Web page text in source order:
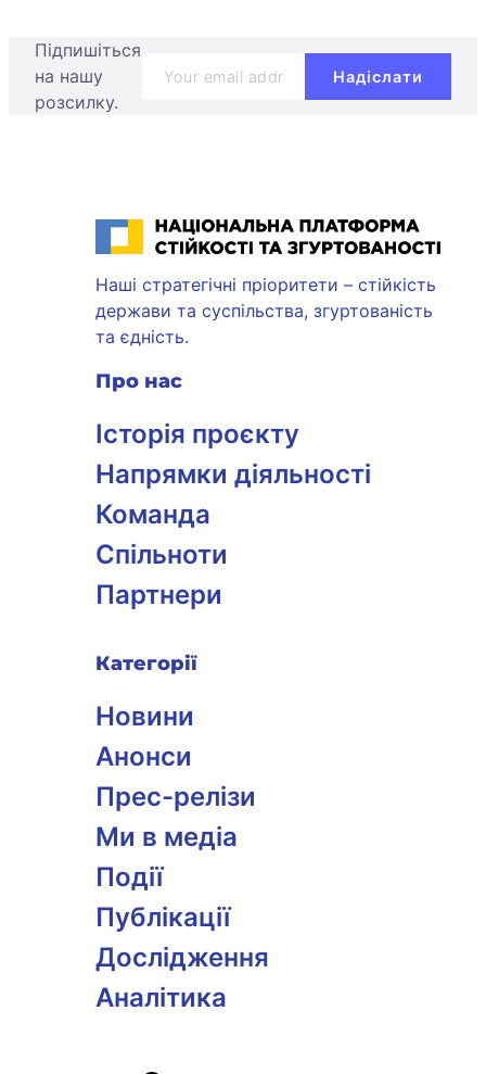
Підпишіться
на нашу
розсилку.
Національна платформа стійкості та згуртованості
Наші стратегічні пріоритети – стійкість
держави та суспільства, згуртованість
та єдність.
Про нас
Історія проєкту
Напрямки діяльності
Команда
Спільноти
Партнери
Категорії
Новини
Анонси
Прес-релізи
Ми в медіа
Події
Публікації
Дослідження
Аналітика